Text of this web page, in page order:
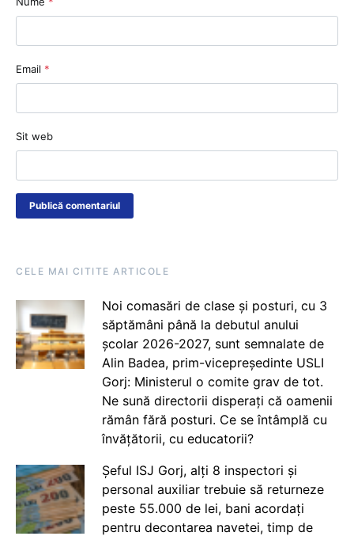
Email *
Sit web
CELE MAI CITITE ARTICOLE
Noi comasări de clase și posturi, cu 3
săptămâni până la debutul anului
școlar 2026-2027, sunt semnalate de
Alin Badea, prim-vicepreședinte USLI
Gorj: Ministerul o comite grav de tot.
Ne sună directorii disperați că oamenii
rămân fără posturi. Ce se întâmplă cu
învățătorii, cu educatorii?
Șeful ISJ Gorj, alți 8 inspectori și
personal auxiliar trebuie să returneze
peste 55.000 de lei, bani acordați
pentru decontarea navetei, timp de